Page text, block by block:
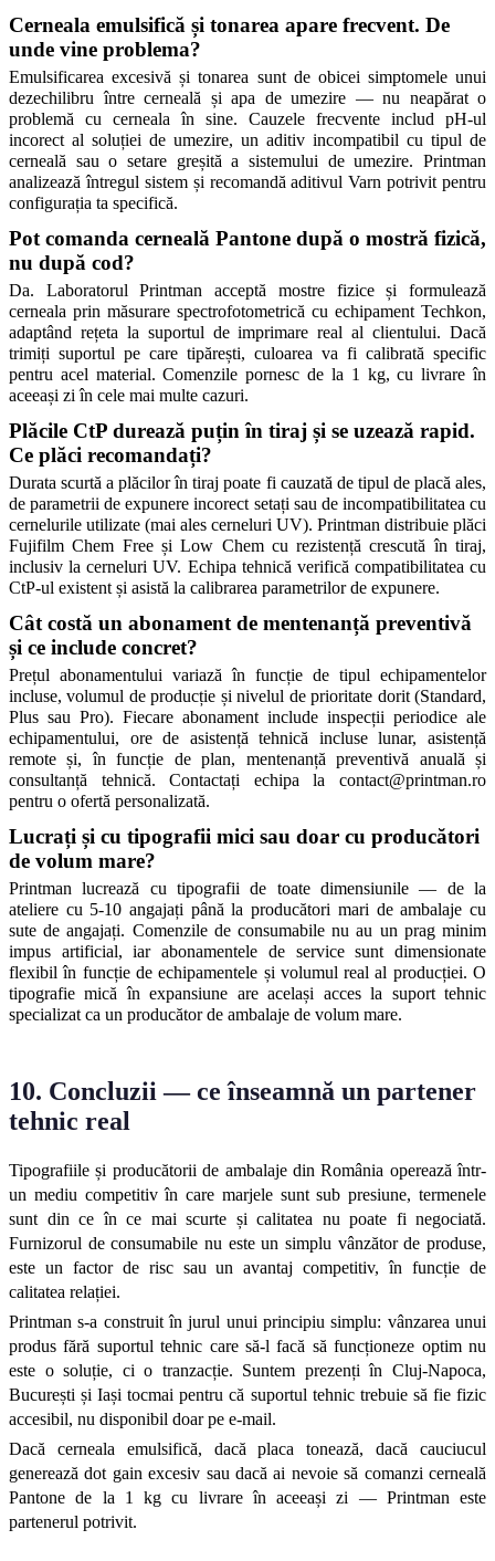
Cerneala emulsifică și tonarea apare frecvent. De
unde vine problema?
Emulsificarea excesivă și tonarea sunt de obicei simptomele unui
dezechilibru între cerneală și apa de umezire — nu neapărat o
problemă cu cerneala în sine. Cauzele frecvente includ pH-ul
incorect al soluției de umezire, un aditiv incompatibil cu tipul de
cerneală sau o setare greșită a sistemului de umezire. Printman
analizează întregul sistem și recomandă aditivul Varn potrivit pentru
configurația ta specifică.
Pot comanda cerneală Pantone după o mostră fizică,
nu după cod?
Da. Laboratorul Printman acceptă mostre fizice și formulează
cerneala prin măsurare spectrofotometrică cu echipament Techkon,
adaptând rețeta la suportul de imprimare real al clientului. Dacă
trimiți suportul pe care tipărești, culoarea va fi calibrată specific
pentru acel material. Comenzile pornesc de la 1 kg, cu livrare în
aceeași zi în cele mai multe cazuri.
Plăcile CtP durează puțin în tiraj și se uzează rapid.
Ce plăci recomandați?
Durata scurtă a plăcilor în tiraj poate fi cauzată de tipul de placă ales,
de parametrii de expunere incorect setați sau de incompatibilitatea cu
cernelurile utilizate (mai ales cerneluri UV). Printman distribuie plăci
Fujifilm Chem Free și Low Chem cu rezistență crescută în tiraj,
inclusiv la cerneluri UV. Echipa tehnică verifică compatibilitatea cu
CtP-ul existent și asistă la calibrarea parametrilor de expunere.
Cât costă un abonament de mentenanță preventivă
și ce include concret?
Prețul abonamentului variază în funcție de tipul echipamentelor
incluse, volumul de producție și nivelul de prioritate dorit (Standard,
Plus sau Pro). Fiecare abonament include inspecții periodice ale
echipamentului, ore de asistență tehnică incluse lunar, asistență
remote și, în funcție de plan, mentenanță preventivă anuală și
consultanță tehnică. Contactați echipa la contact@printman.ro
pentru o ofertă personalizată.
Lucrați și cu tipografii mici sau doar cu producători
de volum mare?
Printman lucrează cu tipografii de toate dimensiunile — de la
ateliere cu 5-10 angajați până la producători mari de ambalaje cu
sute de angajați. Comenzile de consumabile nu au un prag minim
impus artificial, iar abonamentele de service sunt dimensionate
flexibil în funcție de echipamentele și volumul real al producției. O
tipografie mică în expansiune are același acces la suport tehnic
specializat ca un producător de ambalaje de volum mare.
10. Concluzii — ce înseamnă un partener
tehnic real
Tipografiile și producătorii de ambalaje din România operează într-
un mediu competitiv în care marjele sunt sub presiune, termenele
sunt din ce în ce mai scurte și calitatea nu poate fi negociată.
Furnizorul de consumabile nu este un simplu vânzător de produse,
este un factor de risc sau un avantaj competitiv, în funcție de
calitatea relației.
Printman s-a construit în jurul unui principiu simplu: vânzarea unui
produs fără suportul tehnic care să-l facă să funcționeze optim nu
este o soluție, ci o tranzacție. Suntem prezenți în Cluj-Napoca,
București și Iași tocmai pentru că suportul tehnic trebuie să fie fizic
accesibil, nu disponibil doar pe e-mail.
Dacă cerneala emulsifică, dacă placa tonează, dacă cauciucul
generează dot gain excesiv sau dacă ai nevoie să comanzi cerneală
Pantone de la 1 kg cu livrare în aceeași zi — Printman este
partenerul potrivit.